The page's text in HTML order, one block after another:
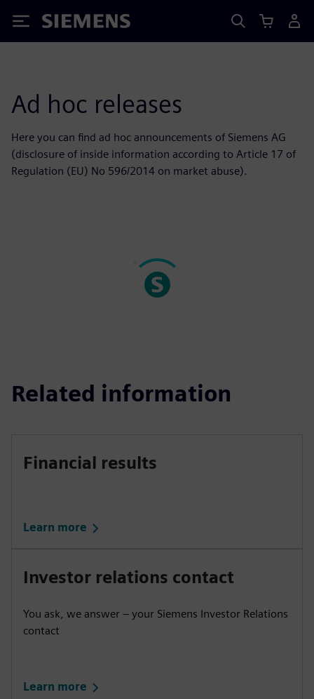
Siemens
Ad hoc releases
Here you can find ad hoc announcements of Siemens AG
(disclosure of inside information according to Article 17 of
Regulation (EU) No 596/2014 on market abuse).
Related information
Financial results
Learn more
Investor relations contact
You ask, we answer – your Siemens Investor Relations
contact
Learn more